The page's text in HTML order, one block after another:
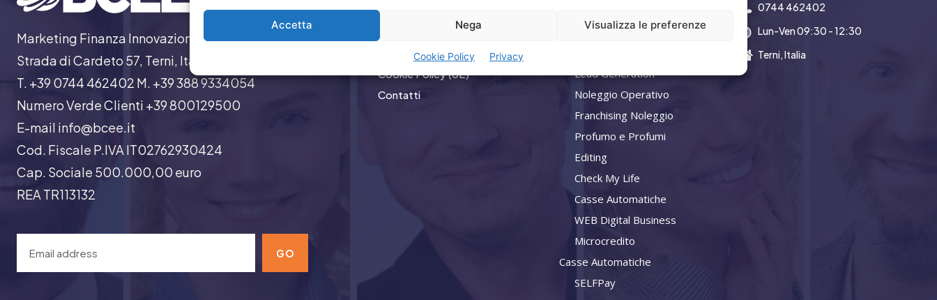
Accetta Nega Visualizza le preferenze
Cookie Policy Privacy
Marketing Finanza Innovazione
Strada di Cardeto 57, Terni, Italia
T. +39 0744 462402 M. +39 388 9334054
Numero Verde Clienti +39 800129500
E-mail info@bcee.it
Cod. Fiscale P.IVA IT02762930424
Cap. Sociale 500.000,00 euro
REA TR113132
GO
Privacy
Iscrizione Newsletter
Cookie Policy (UE)
Contatti
Attività
Lead Generation
Noleggio Operativo
Franchising Noleggio
Profumo e Profumi
Editing
Check My Life
Casse Automatiche
WEB Digital Business
Microcredito
Casse Automatiche
SELFPay
0744 462402
Lun-Ven 09:30 - 12:30
Terni, Italia